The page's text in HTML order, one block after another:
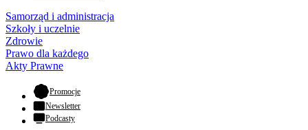
Samorząd i administracja
Szkoły i uczelnie
Zdrowie
Prawo dla każdego
Akty Prawne
Promocje- otwiera się w nowej karcie
Newsletter
Podcasty